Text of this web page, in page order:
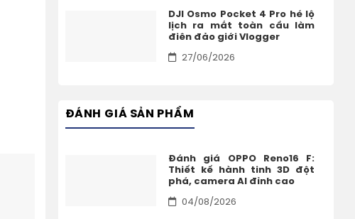
DJI Osmo Pocket 4 Pro hé lộ
lịch ra mắt toàn cầu làm
điên đảo giới Vlogger
27/06/2026
ĐÁNH GIÁ SẢN PHẨM
Đánh giá OPPO Reno16 F:
Thiết kế hành tinh 3D đột
phá, camera AI đỉnh cao
04/08/2026